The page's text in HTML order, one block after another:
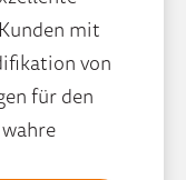
mit
von
für den